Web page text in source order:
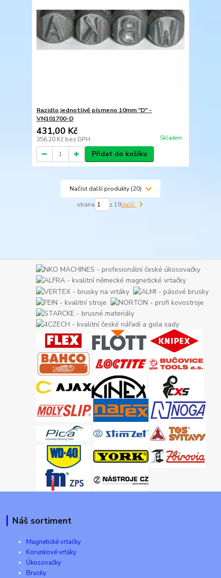
Razidlo jednotlivě písmeno 10mm "D" -
VN101700-D
431,00 Kč
356,20 Kč bez DPH Skladem
Přidat do košíku
Načíst další produkty (20)
strana z 19další
Náš sortiment
Magnetické vrtačky
Korunkové vrtáky
Úkosovačky
Brusky